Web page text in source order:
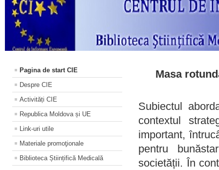
Pagina de start CIE
Despre CIE
Activități CIE
Republica Moldova și UE
Link-uri utile
Materiale promoţionale
Biblioteca Științifică Medicală
Masa
Subiectul
contextul
important,
pentru
societății. În